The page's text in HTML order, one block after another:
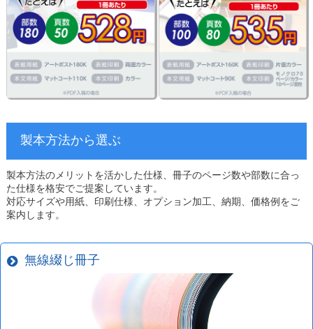
製本方法から選ぶ
製本方法のメリットを活かした仕様、冊子のページ数や部数に合っ
た仕様を格安でご提案しています。
対応サイズや用紙、印刷仕様、オプション加工、納期、価格例をご
案内します。
無線綴じ冊子